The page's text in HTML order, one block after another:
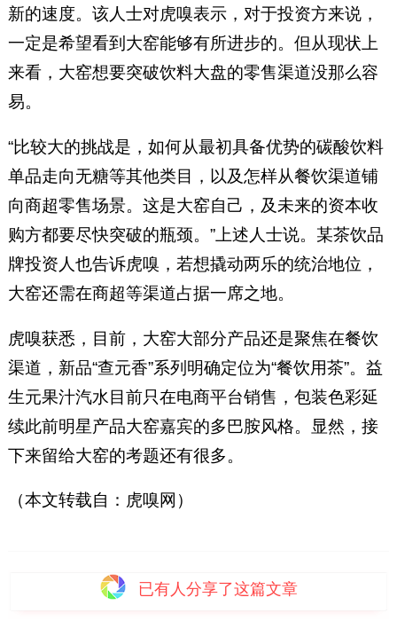
新的速度。该人士对虎嗅表示，对于投资方来说，
一定是希望看到大窑能够有所进步的。但从现状上
来看，大窑想要突破饮料大盘的零售渠道没那么容
易。
“比较大的挑战是，如何从最初具备优势的碳酸饮料
单品走向无糖等其他类目，以及怎样从餐饮渠道铺
向商超零售场景。这是大窑自己，及未来的资本收
购方都要尽快突破的瓶颈。”上述人士说。某茶饮品
牌投资人也告诉虎嗅，若想撬动两乐的统治地位，
大窑还需在商超等渠道占据一席之地。
虎嗅获悉，目前，大窑大部分产品还是聚焦在餐饮
渠道，新品“查元香”系列明确定位为“餐饮用茶”。益
生元果汁汽水目前只在电商平台销售，包装色彩延
续此前明星产品大窑嘉宾的多巴胺风格。显然，接
下来留给大窑的考题还有很多。
（本文转载自：虎嗅网）
已有 人分享了这篇文章